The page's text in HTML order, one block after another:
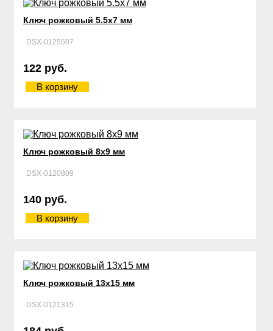
Ключ рожковый 5.5х7 мм
DSX-0125507
122 руб.
В корзину
Ключ рожковый 8х9 мм
DSX-0120809
140 руб.
В корзину
Ключ рожковый 13х15 мм
DSX-0121315